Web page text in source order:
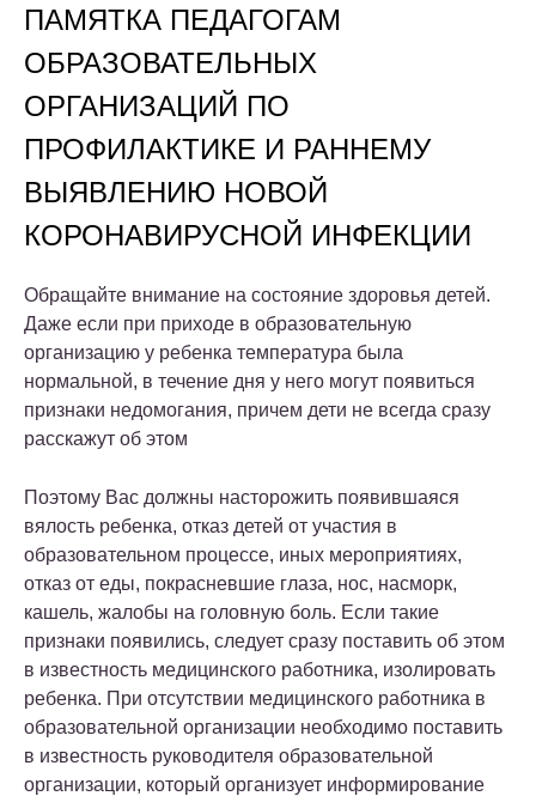
ПАМЯТКА ПЕДАГОГАМ
ОБРАЗОВАТЕЛЬНЫХ
ОРГАНИЗАЦИЙ ПО
ПРОФИЛАКТИКЕ И РАННЕМУ
ВЫЯВЛЕНИЮ НОВОЙ
КОРОНАВИРУСНОЙ ИНФЕКЦИИ
Обращайте внимание на состояние здоровья детей.
Даже если при приходе в образовательную
организацию у ребенка температура была
нормальной, в течение дня у него могут появиться
признаки недомогания, причем дети не всегда сразу
расскажут об этом
Поэтому Вас должны насторожить появившаяся
вялость ребенка, отказ детей от участия в
образовательном процессе, иных мероприятиях,
отказ от еды, покрасневшие глаза, нос, насморк,
кашель, жалобы на головную боль. Если такие
признаки появились, следует сразу поставить об этом
в известность медицинского работника, изолировать
ребенка. При отсутствии медицинского работника в
образовательной организации необходимо поставить
в известность руководителя образовательной
организации, который организует информирование